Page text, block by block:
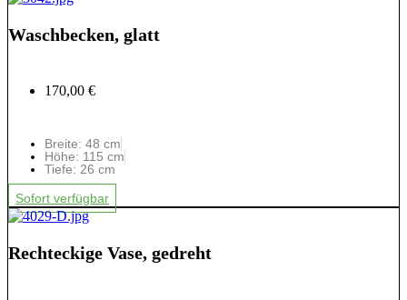
Waschbecken, glatt
170,00 €
Breite: 48 cm
Höhe: 115 cm
Tiefe: 26 cm
Sofort verfügbar
Rechteckige Vase, gedreht